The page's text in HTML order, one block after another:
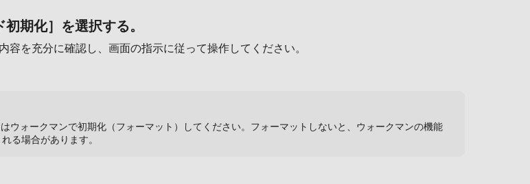
初期化］を選択する。
容を充分に確認し、画面の指示に従って操作してください。
ウォークマンで初期化（フォーマット）してください。フォーマットしないと、ウォークマンの機能
る場合があります。